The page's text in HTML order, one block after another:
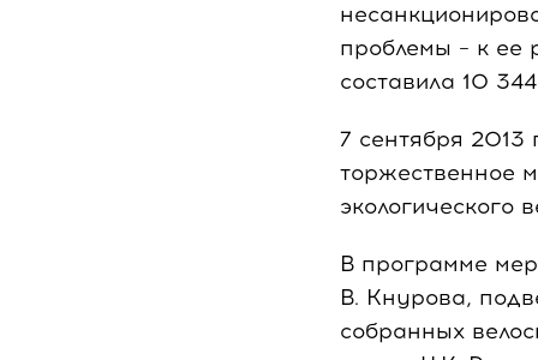
проблемы – к ее
составила 10
7 сентября 2013
торжественное
экологического
В программе
В. Кнурова,
собранных